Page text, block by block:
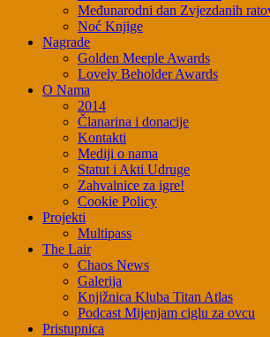
Međunarodni dan Zvjezdanih
Noć Knjige
Nagrade
Golden Meeple Awards
Lovely Beholder Awards
O Nama
2014
Članarina i donacije
Kontakti
Mediji o nama
Statut i Akti Udruge
Zahvalnice za igre!
Cookie Policy
Projekti
Multipass
The Lair
Chaos News
Galerija
Knjižnica Kluba Titan Atlas
Podcast Mijenjam ciglu za ovcu
Pristupnica